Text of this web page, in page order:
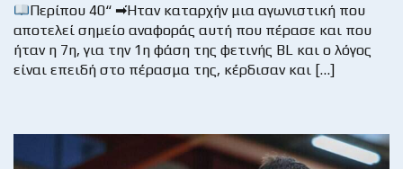
Περίπου 40“ ➡Ήταν καταρχήν μια αγωνιστική που
αποτελεί σημείο αναφοράς αυτή που πέρασε και που
ήταν η 7η, για την 1η φάση της φετινής BL και ο λόγος
είναι επειδή στο πέρασμα της, κέρδισαν και […]